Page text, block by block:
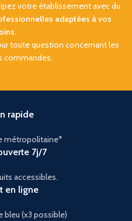
votre établissement avec du
adaptées à vos
.
toute question concernant les
commandes.
rapide
métropolitaine*
7j/7
accessibles.
en ligne
bleu (x3 possible)